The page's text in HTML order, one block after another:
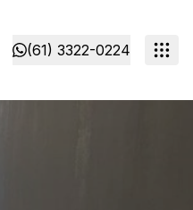
(61) 3322-0224